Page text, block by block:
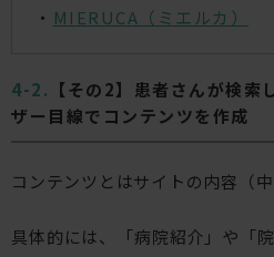
・ MIERUCA（ミエルカ）
【その2】患者さんが検索
ザー目線でコンテンツを作成
コンテンツとはサイトの内容（中
具体的には、「病院紹介」や「